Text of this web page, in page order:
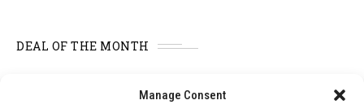
Manage Consent
DEAL OF THE MONTH
Motor de 800 W, rango de 45 km y